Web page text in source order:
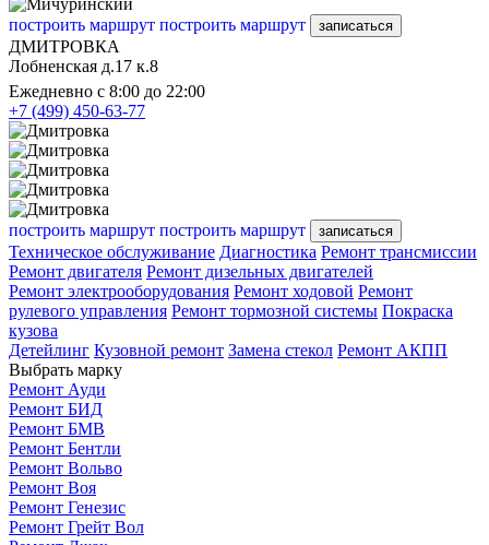
построить маршрут построить маршрут записаться
ДМИТРОВКА
Лобненская д.17 к.8
Ежедневно с 8:00 до 22:00
+7 (499) 450-63-77
построить маршрут построить маршрут записаться
Техническое обслуживание Диагностика Ремонт трансмиссии
Ремонт двигателя Ремонт дизельных двигателей
Ремонт электрооборудования Ремонт ходовой Ремонт
рулевого управления Ремонт тормозной системы Покраска
кузова
Детейлинг Кузовной ремонт Замена стекол Ремонт АКПП
Выбрать марку
Ремонт Ауди
Ремонт БИД
Ремонт БМВ
Ремонт Бентли
Ремонт Вольво
Ремонт Воя
Ремонт Генезис
Ремонт Грейт Вол